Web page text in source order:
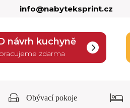
info@nabyteksprint.cz
návrh kuchyně
zdarma
Obývací pokoje